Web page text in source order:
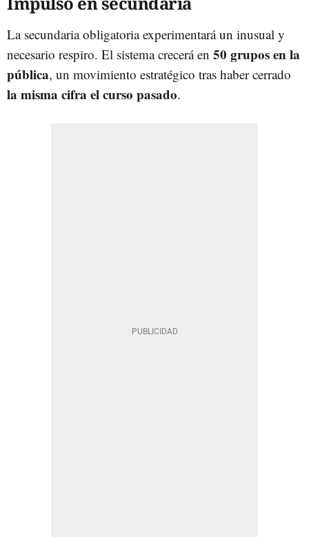
La secundaria obligatoria experimentará un inusual y
necesario respiro. El sistema crecerá en 50 grupos en la
pública, un movimiento estratégico tras haber cerrado
la misma cifra el curso pasado.